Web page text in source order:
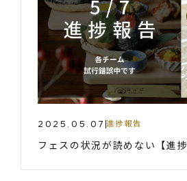
2025.05.07 進捗報告
フェスの状況が読めない【進